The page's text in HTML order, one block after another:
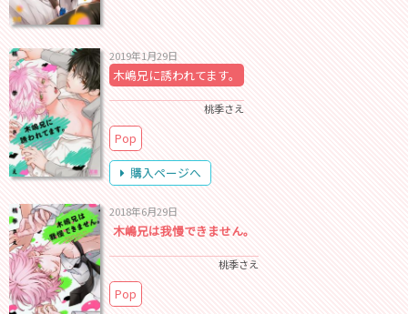
2019年1月29日
木嶋兄に誘われてます。
桃季さえ
Pop
購入ページへ
2018年6月29日
木嶋兄は我慢できません。
桃季さえ
Pop